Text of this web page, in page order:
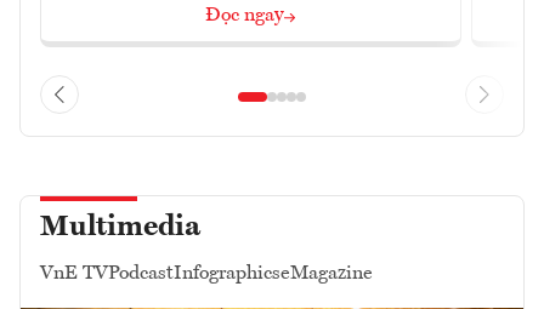
Đọc ngay
Multimedia
VnE TVPodcastInfographicseMagazine